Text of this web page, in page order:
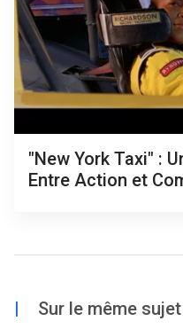
"New York Taxi" :
Entre Action et
| Sur le même sujet